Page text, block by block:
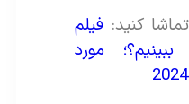
کنید:فیلم
مورد